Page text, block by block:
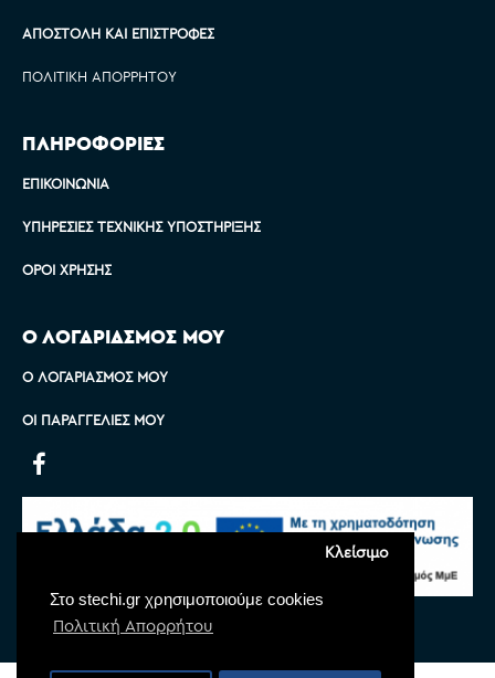
Στο stechi.gr χρησιμοποιούμε cookies
Πολιτική Απορρήτου
Κλείσιμο
ΑΠΟΣΤΟΛΉ ΚΑΙ ΕΠΙΣΤΡΟΦΈΣ
ΠΟΛΙΤΙΚΉ ΑΠΟΡΡΉΤΟΥ
ΠΛΗΡΟΦΟΡΙΕΣ
ΕΠΙΚΟΙΝΩΝΊΑ
ΥΠΗΡΕΣΊΕΣ ΤΕΧΝΙΚΉΣ ΥΠΟΣΤΉΡΙΞΗΣ
ΌΡΟΙ ΧΡΉΣΗΣ
Ο ΛΟΓΑΡΙΑΣΜΟΣ ΜΟΥ
Ο ΛΟΓΑΡΙΑΣΜΌΣ ΜΟΥ
ΟΙ ΠΑΡΑΓΓΕΛΊΕΣ ΜΟΥ